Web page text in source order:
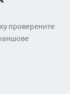
проверените